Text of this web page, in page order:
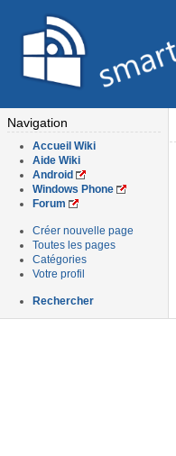
Navigation
Accueil Wiki
Aide Wiki
Android
Windows Phone
Forum
Créer nouvelle page
Toutes les pages
Catégories
Votre profil
Rechercher